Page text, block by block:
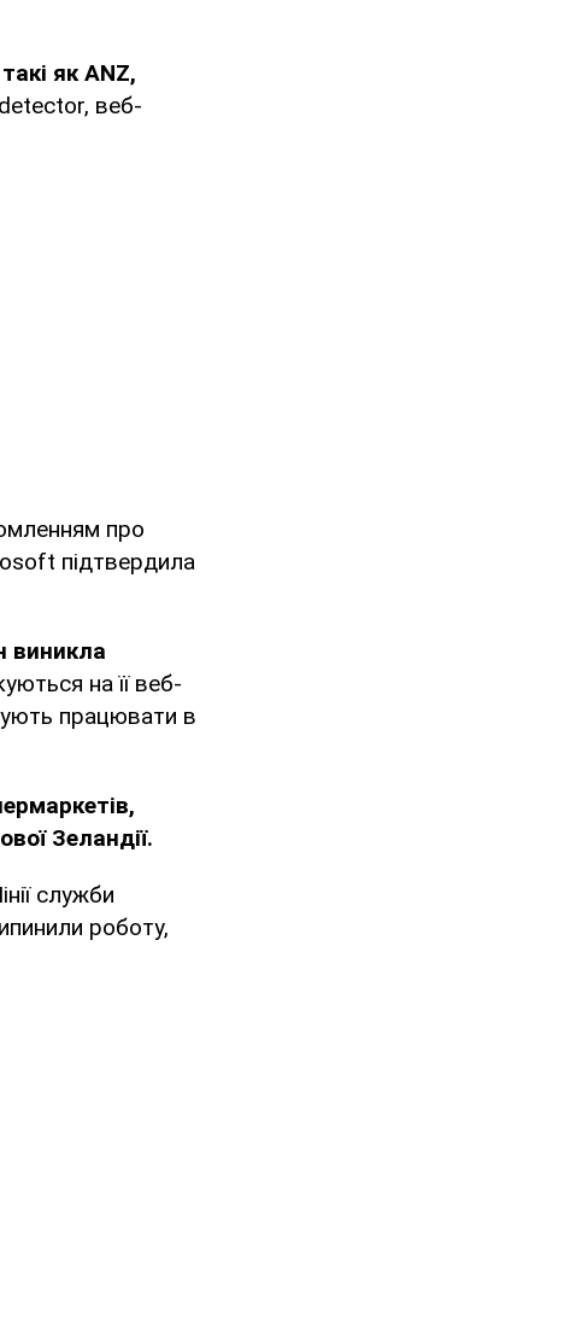
як ANZ,
веб-
про
підтвердила
виникла
на її веб-
працювати в
Зеландії.
служби
роботу,